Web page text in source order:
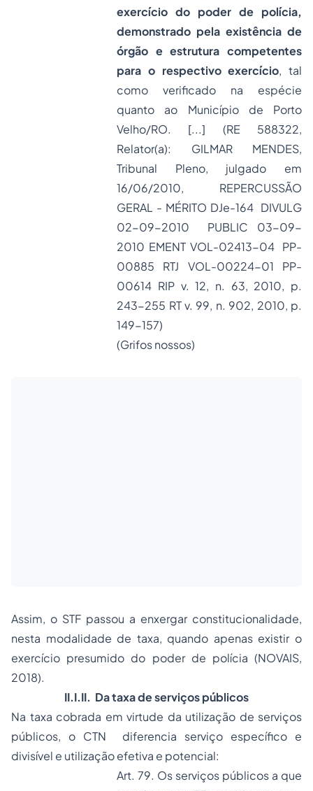
exercício do poder de polícia,
demonstrado pela existência de
órgão e estrutura competentes
para o respectivo exercício, tal
como verificado na espécie
quanto ao Município de Porto
Velho/RO. [...] (RE 588322,
Relator(a): GILMAR MENDES,
Tribunal Pleno, julgado em
16/06/2010, REPERCUSSÃO
GERAL - MÉRITO DJe-164 DIVULG
02-09-2010 PUBLIC 03-09-
2010 EMENT VOL-02413-04 PP-
00885 RTJ VOL-00224-01 PP-
00614 RIP v. 12, n. 63, 2010, p.
243-255 RT v. 99, n. 902, 2010, p.
149-157)
(Grifos nossos)
Assim, o STF passou a enxergar constitucionalidade,
nesta modalidade de taxa, quando apenas existir o
exercício presumido do poder de polícia (NOVAIS,
2018).
II.I.II. Da taxa de serviços públicos
Na taxa cobrada em virtude da utilização de serviços
públicos, o CTN diferencia serviço específico e
divisível e utilização efetiva e potencial:
Art. 79. Os serviços públicos a que